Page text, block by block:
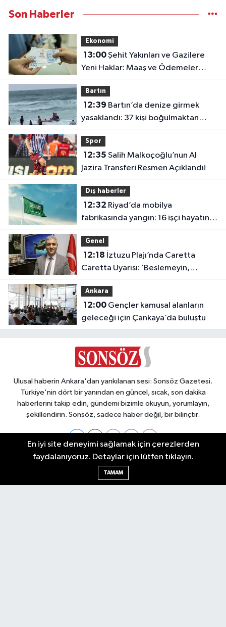
Son Haberler
Ekonomi
13:00Şehit Yakınları ve Gazilere
Yeni Haklar: Maaş ve Ödemeler
Artırıldı
Bartın
12:39
yasaklandı: 37 kişi boğulmaktan
kurtarıldı
Spor
12:35
Jazira Transferi Resmen Açıklandı!
Dış haberler
12:32
fabrikasında yangın: 16 işçi hayatını
kaybetti
Genel
12:18
Caretta Uyarısı: ‘Beslemeyin,
Dokunmayın, Yaklaşmayın’
Ankara
12:00Gençler kamusal alanların
geleceği için Çankaya’da buluştu
Ulusal haberin Ankara'dan yankılanan sesi: Sonsöz Gazetesi.
Türkiye'nin dört bir yanından en güncel, sıcak, son dakika
haberlerini takip edin, gündemi bizimle okuyun, yorumlayın,
şekillendirin. Sonsöz, sadece haber değil, bir bilinçtir.
Ankara Nöbetçi Eczaneler
En iyi site deneyimi sağlamak için çerezlerden
faydalanıyoruz. Detaylar için lütfen tıklayın.
TAMAM